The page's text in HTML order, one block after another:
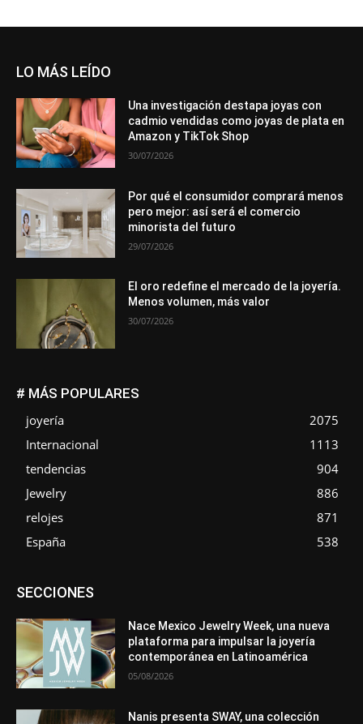
LO MÁS LEÍDO
Una investigación destapa joyas con
cadmio vendidas como joyas de plata en
Amazon y TikTok Shop
30/07/2026
Por qué el consumidor comprará menos
pero mejor: así será el comercio
minorista del futuro
29/07/2026
El oro redefine el mercado de la joyería.
Menos volumen, más valor
30/07/2026
# MÁS POPULARES
joyería
2075
Internacional
1113
tendencias
904
Jewelry
886
relojes
871
España
538
SECCIONESAsociaciones
Entrevistas
Mundo Técnico
Novedades Opiniones
Perspectiva
Premios
Secciones Sin categoría
Sucesos
Más
Nace Mexico Jewelry Week, una nueva
plataforma para impulsar la joyería
contemporánea en Latinoamérica
05/08/2026
Nanis presenta SWAY, una colección